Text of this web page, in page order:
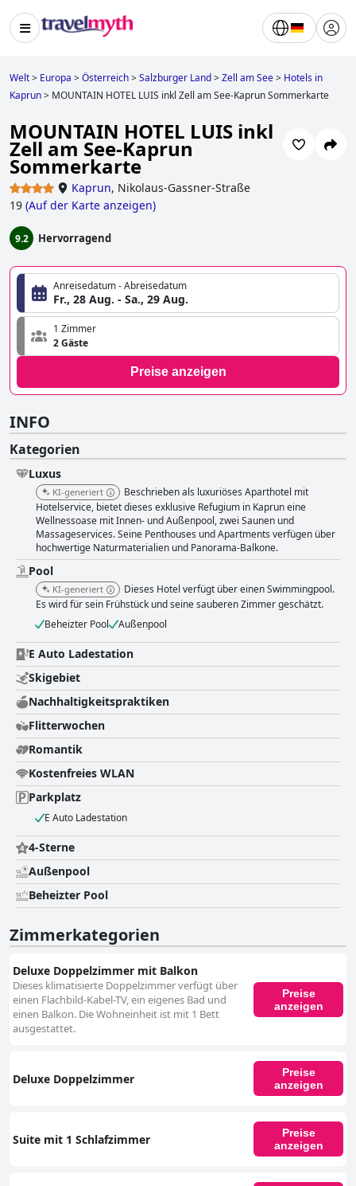
Welt> Europa >Österreich>Salzburger Land>Zell am See> Hotels in
Kaprun> MOUNTAIN HOTEL LUIS inkl Zell am See-Kaprun Sommerkarte
MOUNTAIN HOTEL LUIS inkl
Zell am See-Kaprun
Sommerkarte
Kaprun, Nikolaus-Gassner-Straße
19 (Auf der Karte anzeigen)
9.2 Hervorragend
Anreisedatum - Abreisedatum
Fr., 28 Aug. - Sa., 29 Aug.
1 Zimmer
2 Gäste
Preise anzeigen
INFO
Kategorien
Luxus
KI-generiert
Beschrieben als luxuriöses Aparthotel mit
Hotelservice, bietet dieses exklusive Refugium in Kaprun eine
Wellnessoase mit Innen- und Außenpool, zwei Saunen und
Massageservices. Seine Penthouses und Apartments verfügen über
hochwertige Naturmaterialien und Panorama-Balkone.
Pool
KI-generiert
Dieses Hotel verfügt über einen Swimmingpool.
Es wird für sein Frühstück und seine sauberen Zimmer geschätzt.
Beheizter Pool
Außenpool
E Auto Ladestation
Skigebiet
Nachhaltigkeitspraktiken
Flitterwochen
Romantik
Kostenfreies WLAN
Parkplatz
E Auto Ladestation
4-Sterne
Außenpool
Beheizter Pool
Zimmerkategorien
Deluxe Doppelzimmer mit Balkon
Dieses klimatisierte Doppelzimmer verfügt über
einen Flachbild-Kabel-TV, ein eigenes Bad und
einen Balkon. Die Wohneinheit ist mit 1 Bett
ausgestattet.
Preise
anzeigen
Deluxe Doppelzimmer
Preise
anzeigen
Suite mit 1 Schlafzimmer
Preise
anzeigen